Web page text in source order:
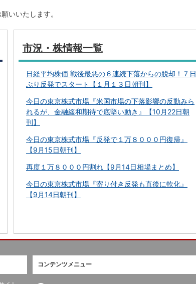
いいたします。
市況・株情報一覧
日経平均株価 戦後最悪の６連続下落からの脱却！７日
ぶり反発でスタート【１月１３日朝刊】
今日の東京株式市場『米国市場の下落影響の反動みら
れるが、金融緩和期待で底堅い動き』【10月22日朝
刊】
今日の東京株式市場『反発で１万８０００円復帰』
【9月15日朝刊】
再度１万８０００円割れ【9月14日相場まとめ】
今日の東京株式市場『寄り付き反発も直後に軟化』
【9月14日朝刊】
コンテンツメニュー